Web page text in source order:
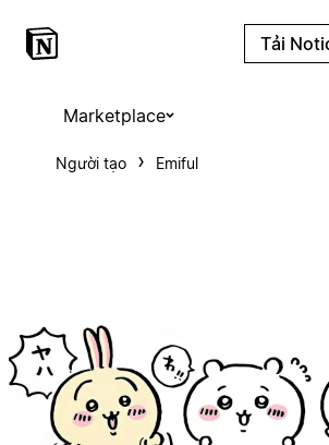
Tải
Marketplace
Người tạo Emiful